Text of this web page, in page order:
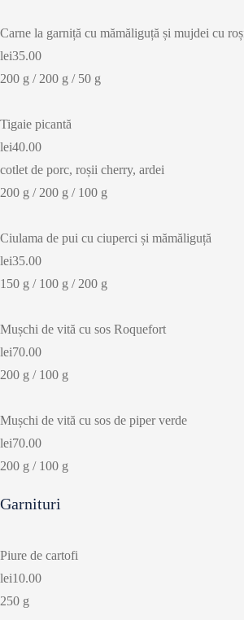
Carne la garniță cu mămăliguță și mujdei cu
lei35.00
200 g / 200 g / 50 g
Tigaie picantă
lei40.00
cotlet de porc, roșii cherry, ardei
200 g / 200 g / 100 g
Ciulama de pui cu ciuperci și mămăliguță
lei35.00
150 g / 100 g / 200 g
Mușchi de vită cu sos Roquefort
lei70.00
200 g / 100 g
Mușchi de vită cu sos de piper verde
lei70.00
200 g / 100 g
Garnituri
Piure de cartofi
lei10.00
250 g